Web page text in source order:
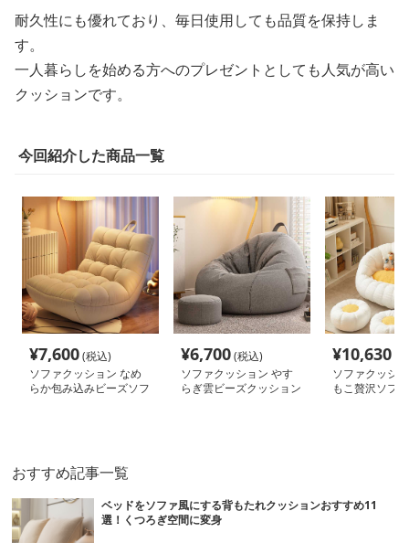
耐久性にも優れており、毎日使用しても品質を保持しま
す。
一人暮らしを始める方へのプレゼントとしても人気が高い
クッションです。
今回紹介した商品一覧
¥7,600(税込)
ソファクッション なめ
らか包み込みビーズソフ
¥6,700(税込)
ソファクッション やす
らぎ雲ビーズクッション
¥10,630
ソファクッシ
もこ贅沢ソフ
おすすめ記事一覧
ベッドをソファ風にする背もたれクッションおすすめ11
選！くつろぎ空間に変身